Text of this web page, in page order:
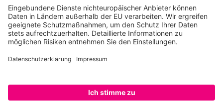
Freistellungsbescheid: Als gemeinnützige Körperschaft befreit
von der Körperschaftssteuer gem. §5 I 9 KStg. unter der
Steuernummer 27/641/09321